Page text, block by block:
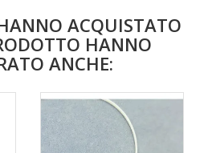
ACQUISTATO
HANNO
ANCHE: